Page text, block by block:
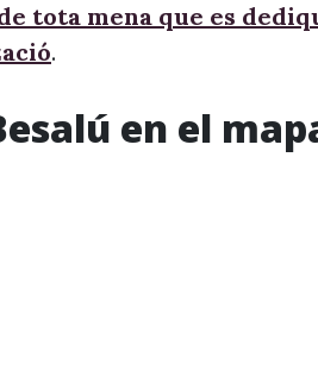
tota mena que es
.
en el